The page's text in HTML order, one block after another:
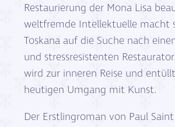
Restaurierung der Mona Lisa
weltfremde Intellektuelle macht
Toskana auf die Suche nach
und stressresistenten
wird zur inneren Reise und
heutigen Umgang mit Kunst.
Der Erstlingroman von Paul